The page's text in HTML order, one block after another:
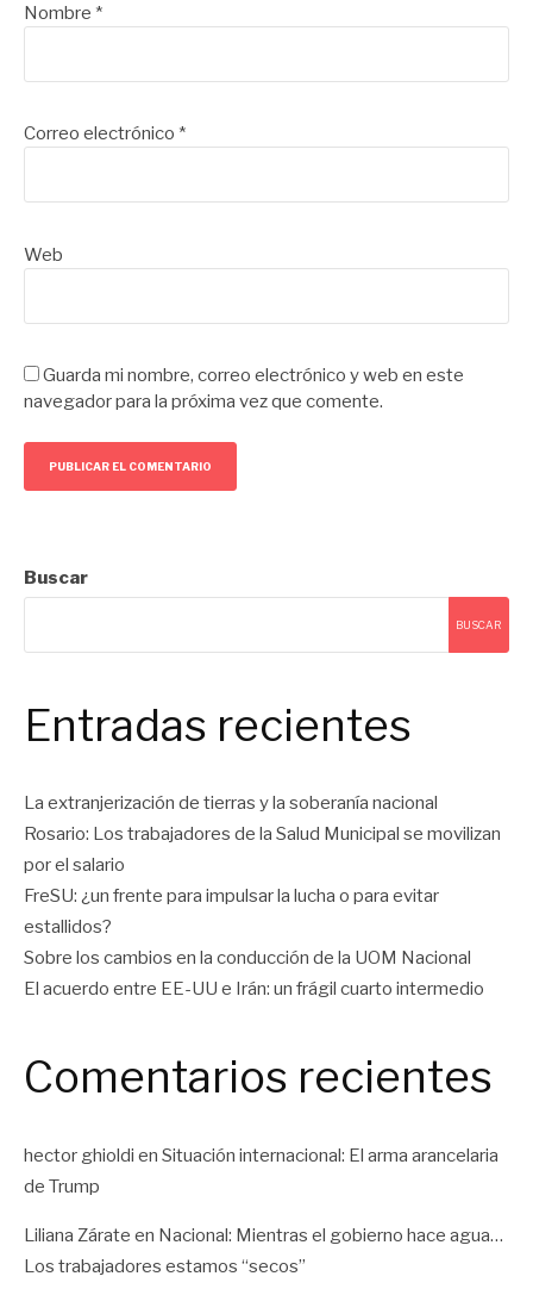
Nombre *
Correo electrónico *
Web
Guarda mi nombre, correo electrónico y web en este
navegador para la próxima vez que comente.
Buscar
BUSCAR
Entradas recientes
La extranjerización de tierras y la soberanía nacional
Rosario: Los trabajadores de la Salud Municipal se movilizan
por el salario
FreSU: ¿un frente para impulsar la lucha o para evitar
estallidos?
Sobre los cambios en la conducción de la UOM Nacional
El acuerdo entre EE-UU e Irán: un frágil cuarto intermedio
Comentarios recientes
hector ghioldi en Situación internacional: El arma arancelaria
de Trump
Liliana Zárate en Nacional: Mientras el gobierno hace agua…
Los trabajadores estamos “secos”